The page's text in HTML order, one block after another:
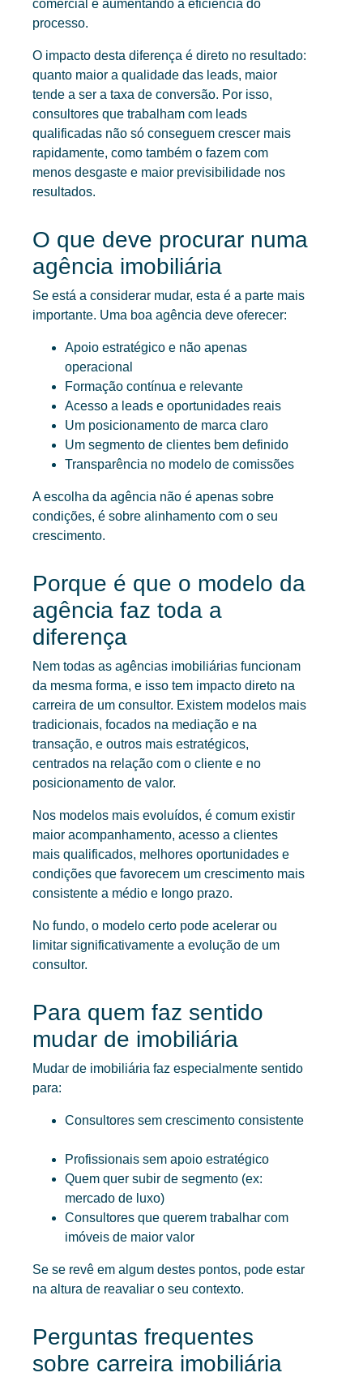
comercial e aumentando a eficiência do
processo.
O impacto desta diferença é direto no resultado:
quanto maior a qualidade das leads, maior
tende a ser a taxa de conversão. Por isso,
consultores que trabalham com leads
qualificadas não só conseguem crescer mais
rapidamente, como também o fazem com
menos desgaste e maior previsibilidade nos
resultados.
O que deve procurar numa
agência imobiliária
Se está a considerar mudar, esta é a parte mais
importante. Uma boa agência deve oferecer:
Apoio estratégico e não apenas
operacional
Formação contínua e relevante
Acesso a leads e oportunidades reais
Um posicionamento de marca claro
Um segmento de clientes bem definido
Transparência no modelo de comissões
A escolha da agência não é apenas sobre
condições, é sobre alinhamento com o seu
crescimento.
Porque é que o modelo da
agência faz toda a
diferença
Nem todas as agências imobiliárias funcionam
da mesma forma, e isso tem impacto direto na
carreira de um consultor. Existem modelos mais
tradicionais, focados na mediação e na
transação, e outros mais estratégicos,
centrados na relação com o cliente e no
posicionamento de valor.
Nos modelos mais evoluídos, é comum existir
maior acompanhamento, acesso a clientes
mais qualificados, melhores oportunidades e
condições que favorecem um crescimento mais
consistente a médio e longo prazo.
No fundo, o modelo certo pode acelerar ou
limitar significativamente a evolução de um
consultor.
Para quem faz sentido
mudar de imobiliária
Mudar de imobiliária faz especialmente sentido
para:
Consultores sem crescimento consistente
Profissionais sem apoio estratégico
Quem quer subir de segmento (ex:
mercado de luxo)
Consultores que querem trabalhar com
imóveis de maior valor
Se se revê em algum destes pontos, pode estar
na altura de reavaliar o seu contexto.
Perguntas frequentes
sobre carreira imobiliária